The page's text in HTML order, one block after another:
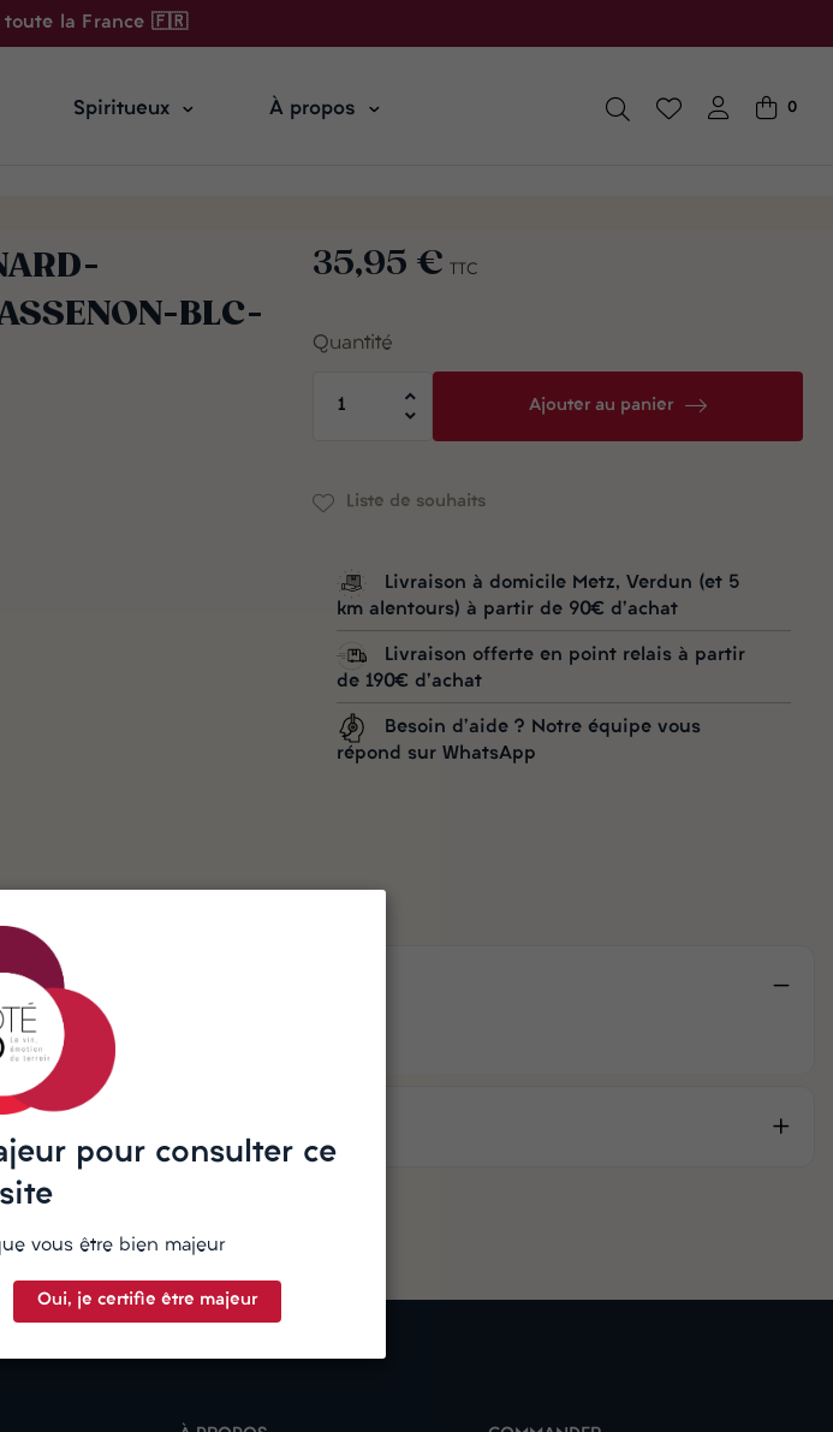
toute la France 🇫🇷
Spiritueux À propos 0
BLC-
35,95 € TTC
Quantité
Ajouter au panier
Liste de souhaits
Livraison à domicile Metz, Verdun (et 5
km alentours) à partir de 90€ d'achat
Livraison offerte en point relais à partir
de 190€ d'achat
Besoin d'aide ? Notre équipe vous
répond sur WhatsApp
pour consulter ce
site
vous être bien majeur
Oui, je certifie être majeur